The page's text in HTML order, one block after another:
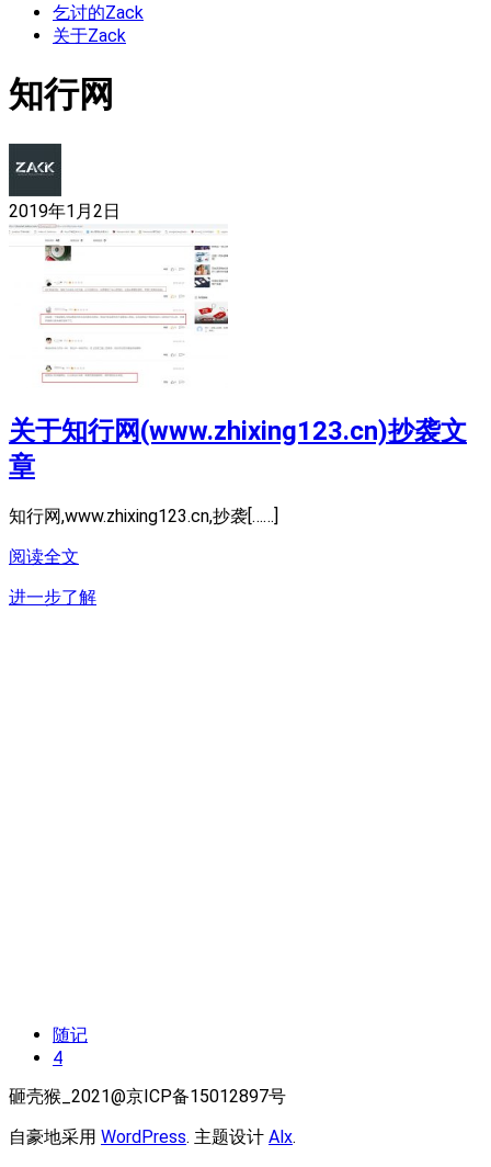
乞讨的Zack
关于Zack
知行网
2019年1月2日
关于知行网(www.zhixing123.cn)抄袭文
章
知行网,www.zhixing123.cn,抄袭[……]
阅读全文
进一步了解
随记
4
砸壳猴_2021@京ICP备15012897号
自豪地采用 WordPress. 主题设计 Alx.